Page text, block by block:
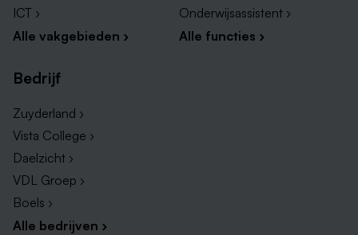
Hieronder vind je een aantal interessante bedrijven in
Vacature Valkenburg Adventure
Vacature PostNL
ICT ›
Alle vakgebieden ›
Onderwijsassistent ›
Alle functies ›
Bedrijf
Zuyderland ›
Vista College ›
Daelzicht ›
VDL Groep ›
Boels ›
Alle bedrijven ›